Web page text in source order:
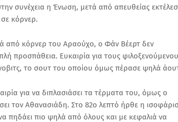
συνέχεια η Ένωση, μετά από απευθείας
κόρνερ.
από κόρνερ του Αραούχο, ο Φάν Βέερτ δεν
προσπάθεια. Ευκαιρία για τους
το σουτ του οποίου όμως πέρασε ψηλά
για να διπλασιάσει τα τέρματα του, όμως ο
τον Αθανασιάδη. Στο 82ο λεπτό ήρθε η
πηδάει πιο ψηλά από όλους και με κεφαλιά να